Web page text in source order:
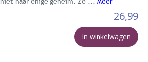
26,99
In winkelwagen